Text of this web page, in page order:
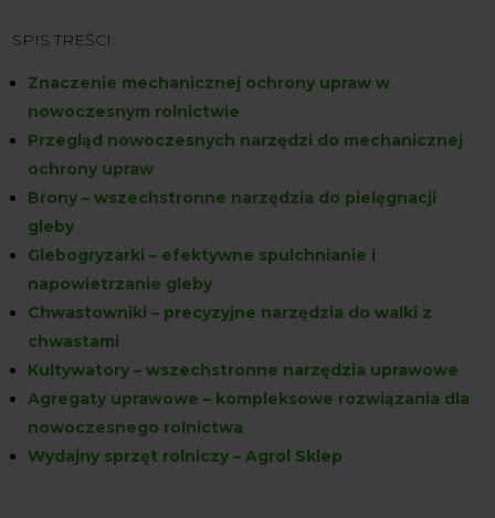
SPIS TREŚCI:
Znaczenie mechanicznej ochrony upraw w
nowoczesnym rolnictwie
Przegląd nowoczesnych narzędzi do mechanicznej
ochrony upraw
Brony – wszechstronne narzędzia do pielęgnacji
gleby
Glebogryzarki – efektywne spulchnianie i
napowietrzanie gleby
Chwastowniki – precyzyjne narzędzia do walki z
chwastami
Kultywatory – wszechstronne narzędzia uprawowe
Agregaty uprawowe – kompleksowe rozwiązania dla
nowoczesnego rolnictwa
Wydajny sprzęt rolniczy – Agrol Sklep